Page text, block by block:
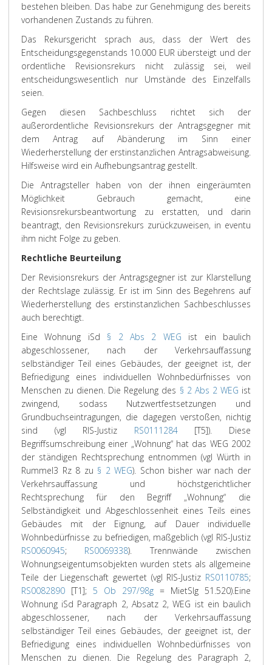
bestehen bleiben. Das habe zur Genehmigung des bereits
vorhandenen Zustands zu führen.
Das Rekursgericht sprach aus, dass der Wert des
Entscheidungsgegenstands 10.000 EUR übersteigt und der
ordentliche Revisionsrekurs nicht zulässig sei, weil
entscheidungswesentlich nur Umstände des Einzelfalls
seien.
Gegen diesen Sachbeschluss richtet sich der
außerordentliche Revisionsrekurs der Antragsgegner mit
dem Antrag auf Abänderung im Sinn einer
Wiederherstellung der erstinstanzlichen Antragsabweisung.
Hilfsweise wird ein Aufhebungsantrag gestellt.
Die Antragsteller haben von der ihnen eingeräumten
Möglichkeit Gebrauch gemacht, eine
Revisionsrekursbeantwortung zu erstatten, und darin
beantragt, den Revisionsrekurs zurückzuweisen, in eventu
ihm nicht Folge zu geben.
Rechtliche Beurteilung
Der Revisionsrekurs der Antragsgegner ist zur Klarstellung
der Rechtslage zulässig. Er ist im Sinn des Begehrens auf
Wiederherstellung des erstinstanzlichen Sachbeschlusses
auch berechtigt.
Eine Wohnung iSd § 2 Abs 2 WEG ist ein baulich
abgeschlossener, nach der Verkehrsauffassung
selbständiger Teil eines Gebäudes, der geeignet ist, der
Befriedigung eines individuellen Wohnbedürfnisses von
Menschen zu dienen. Die Regelung des § 2 Abs 2 WEG ist
zwingend, sodass Nutzwertfestsetzungen und
Grundbuchseintragungen, die dagegen verstoßen, nichtig
sind (vgl RIS-Justiz RS0111284[T5]). Diese
Begriffsumschreibung einer „Wohnung“ hat das WEG 2002
der ständigen Rechtsprechung entnommen (vgl Würth in
Rummel3 Rz 8 zu § 2 WEG). Schon bisher war nach der
Verkehrsauffassung und höchstgerichtlicher
Rechtsprechung für den Begriff „Wohnung“ die
Selbständigkeit und Abgeschlossenheit eines Teils eines
Gebäudes mit der Eignung, auf Dauer individuelle
Wohnbedürfnisse zu befriedigen, maßgeblich (vgl RIS-Justiz
RS0060945; RS0069338). Trennwände zwischen
Wohnungseigentumsobjekten wurden stets als allgemeine
Teile der Liegenschaft gewertet (vgl RIS-Justiz RS0110785;
RS0082890 [T1]; 5 Ob 297/98g = MietSlg 51.520).Eine
Wohnung iSd Paragraph 2, Absatz 2, WEG ist ein baulich
abgeschlossener, nach der Verkehrsauffassung
selbständiger Teil eines Gebäudes, der geeignet ist, der
Befriedigung eines individuellen Wohnbedürfnisses von
Menschen zu dienen. Die Regelung des Paragraph 2,